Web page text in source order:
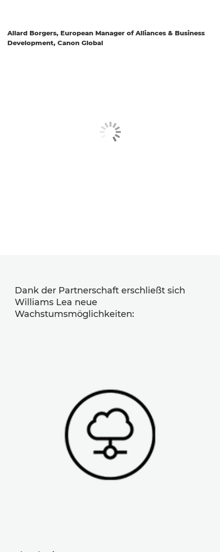
Allard Borgers, European Manager of Alliances & Business
Development, Canon Global
Dank der Partnerschaft erschließt sich
Williams Lea neue
Wachstumsmöglichkeiten: